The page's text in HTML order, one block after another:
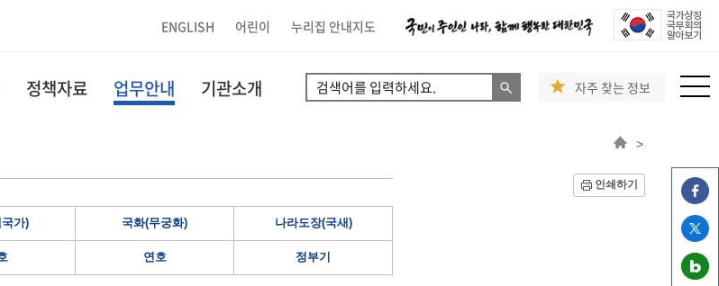
ENGLISH 어린이 누리집 안내지도
정책자료 업무안내 기관소개 자주 찾는 정보
>
인쇄하기
가) 국화(무궁화) 나라도장(국새)
연호 정부기